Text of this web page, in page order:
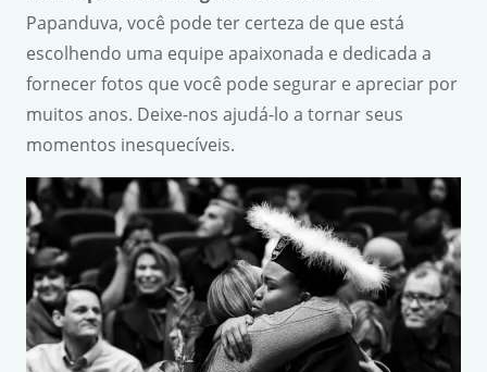
Papanduva, você pode ter certeza de que está
escolhendo uma equipe apaixonada e dedicada a
fornecer fotos que você pode segurar e apreciar por
muitos anos. Deixe-nos ajudá-lo a tornar seus
momentos inesquecíveis.